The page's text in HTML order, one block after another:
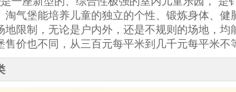
淘气堡能培养儿童的独立的个性、锻炼身体、
地限制，无论是户内外，还是不规则的场地，
售价也不同，从三百元每平米到几千元每平米不